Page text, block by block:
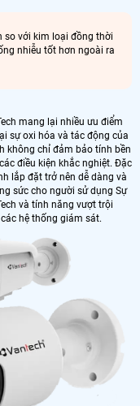
so với kim loại đồng thời
nhiễu tốt hơn ngoài ra
mang lại nhiều ưu điểm
sự oxi hóa và tác động của
không chỉ đảm bảo tính bền
điều kiện khắc nghiệt. Đặc
lắp đặt trở nên dễ dàng và
sức cho người sử dụng Sự
và tính năng vượt trội
hệ thống giám sát.